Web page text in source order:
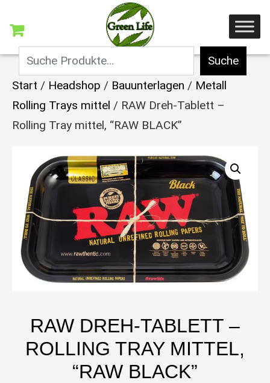
Suche
Start / Headshop / Bauunterlagen / Metall
Rolling Trays mittel / RAW Dreh-Tablett –
Rolling Tray mittel, “RAW BLACK”
RAW DREH-TABLETT –
ROLLING TRAY MITTEL,
“RAW BLACK”